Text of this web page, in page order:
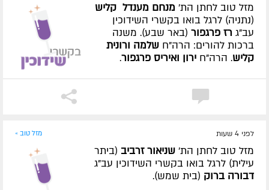
מזל טוב לחתן הת' מנחם מענדל קליש
(נתניה) לרגל בואו בקשרי השידוכין
עב"ג רז פרגפור (באר שבע). משנה
ברכות להורים: הרה"ח שלמה ורונית
קליש. הרה"ח ירון ואיריס פרגפור.
לפני 4 שעות מזל טוב »
מזל טוב לחתן הת' שניאור זרביב (ביתר
עילית) לרגל בואו בקשרי השידוכין עב"ג
דבורה ברוק (בית שמש).